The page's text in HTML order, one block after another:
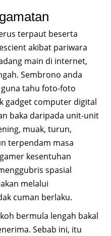
terpaut beserta
akibat pariwara
main di internet,
Sembrono anda
tahu foto-foto
gadget computer digital
baka daripada unit-unit
muak, turun,
terpendam masa
kesentuhan
spasial
melalui
cuman berlaku.
bermula lengah bakal
Sebab ini, itu